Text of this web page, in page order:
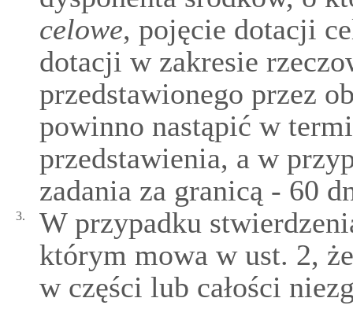
celowe, pojęcie dotacji
dotacji w zakresie
przedstawionego przez
powinno nastąpić w
przedstawienia, a w
zadania za granicą - 60
3.
W przypadku
którym mowa w ust. 2,
w części lub całości